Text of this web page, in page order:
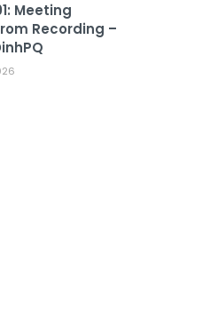
Meeting
Recording –